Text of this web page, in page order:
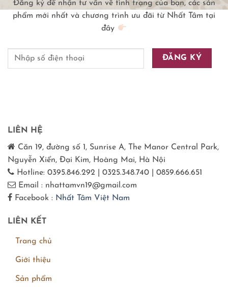
Đăng ký để nhận tư vấn về tình trạng của bạn, các sản
phẩm mới nhất và chương trình ưu đãi từ Nhất Tâm tại
đây
LIÊN HỆ
Căn 19, đường số 1, Sunrise A, The Manor Central Park,
Nguyễn Xiển, Đại Kim, Hoàng Mai, Hà Nội
Hotline: 0395.846.292 | 0325.348.740 | 0859.666.651
Email : nhattamvn19@gmail.com
Facebook : Nhất Tâm Việt Nam
LIÊN KẾT
Trang chủ
Giới thiệu
Sản phẩm